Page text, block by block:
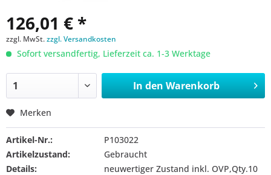
126,01 € *
zzgl. MwSt.zzgl. Versandkosten
Sofort versandfertig, Lieferzeit ca. 1-3 Werktage
In den Warenkorb
Merken
Artikel-Nr.:
P103022
Artikelzustand:
Gebraucht
Details:
neuwertiger Zustand inkl. OVP,Qty.10